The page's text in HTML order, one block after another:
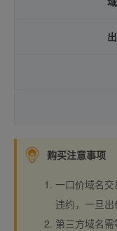
购买注意事项
一口价域名
违约，一旦出
第三方域名